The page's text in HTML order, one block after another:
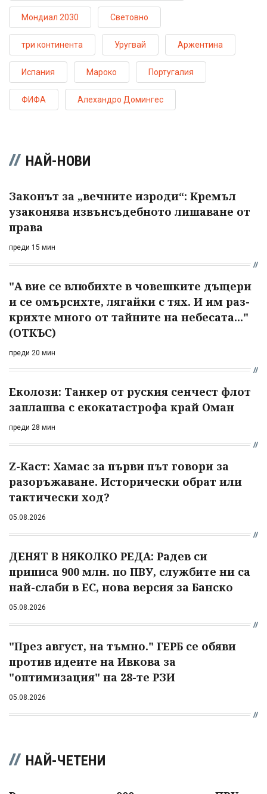
Мондиал 2030 Световно
три континента Уругвай Аржентина
Испания Мароко Португалия
ФИФА Алехандро Домингес
НАЙ-НОВИ
Законът за „вечните изроди“: Кремъл
узаконява извънсъдебното лишаване от
права
преди 15 мин
"А вие се влюбихте в чо­вешките дъщери
и се омърсихте, лягайки с тях. И им раз­
крихте много от тайните на небесата..."
(ОТКЪС)
преди 20 мин
Еколози: Танкер от руския сенчест флот
заплашва с екокатастрофа край Оман
преди 28 мин
Z-Каст: Хамас за първи път говори за
разоръжаване. Исторически обрат или
тактически ход?
05.08.2026
ДЕНЯТ В НЯКОЛКО РЕДА: Радев си
приписа 900 млн. по ПВУ, службите ни са
най-слаби в ЕС, нова версия за Банско
05.08.2026
"През август, на тъмно." ГЕРБ се обяви
против идеите на Ивкова за
"оптимизация" на 28-те РЗИ
05.08.2026
НАЙ-ЧЕТЕНИ